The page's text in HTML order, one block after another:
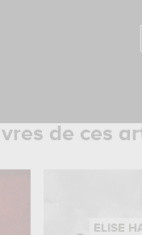
de ces
ELISE